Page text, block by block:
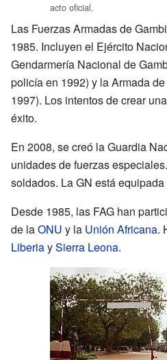
acto oficial.
Las Fuerzas Armadas de
1985. Incluyen el Ejército
Gendarmería Nacional de
policía en 1992) y la Armada
1997). Los intentos de crear una
éxito.
En 2008, se creó la Guardia
unidades de fuerzas
soldados. La GN está
Desde 1985, las FAG han
de laONU y la Unión Africana.
LiberiaySierra Leona.